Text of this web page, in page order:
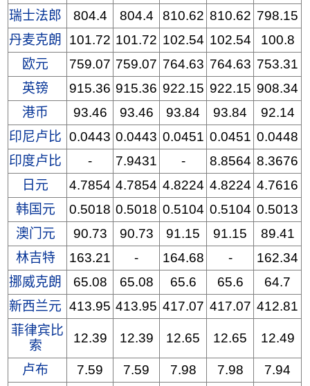
瑞士法郎
804.4 804.4 810.62 810.62 798.15
丹麦克朗
101.72 101.72 102.54 102.54
100.8
欧元
759.07 759.07 764.63 764.63 753.31
英镑
915.36 915.36 922.15 922.15 908.34
港币
93.46 93.46 93.84 93.84
92.14
印尼卢比 0.0443 0.0443 0.0451 0.0451 0.0448
印度卢比
- 7.9431 - 8.8564 8.3676
日元
4.7854 4.7854 4.8224 4.8224 4.7616
韩国元
0.5018 0.5018 0.5104 0.5104 0.5013
澳门元
90.73 90.73 91.15 91.15
89.41
林吉特
163.21 - 164.68 -
162.34
挪威克朗
65.08 65.08 65.6 65.6
64.7
新西兰元 413.95 413.95 417.07 417.07 412.81
菲律宾比
索
12.39 12.39 12.65 12.65 12.49
卢布 7.59 7.59 7.98 7.98
7.94